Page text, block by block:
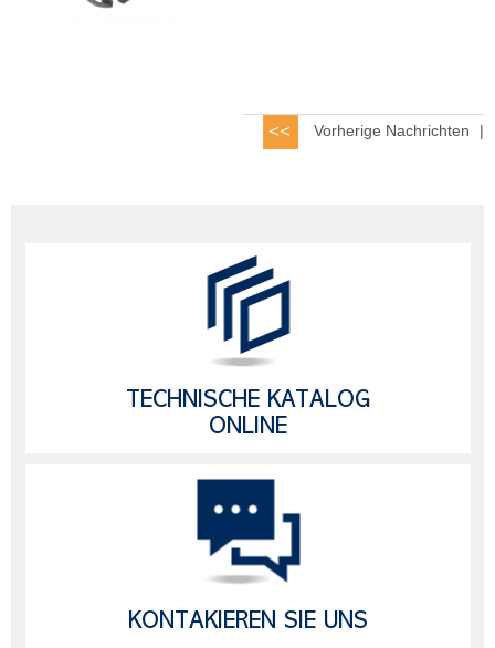
Vorherige Nachrichten |
TECHNISCHE KATALOG
ONLINE
KONTAKIEREN SIE UNS